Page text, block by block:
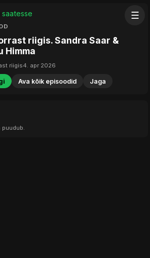
☰
saatesse
riigis. Sandra Saar &
Himma
riigis4. apr 2026
Ava kõik episoodid Jaga